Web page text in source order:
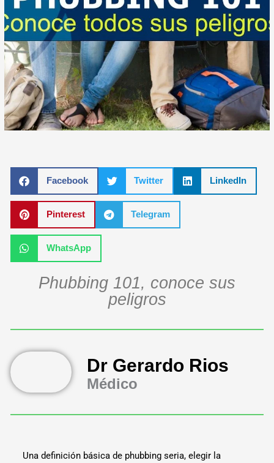
Facebook Twitter LinkedIn
Pinterest Telegram
WhatsApp
Phubbing 101, conoce sus
peligros
Dr Gerardo Rios
Médico
Una definición básica de phubbing seria, elegir la